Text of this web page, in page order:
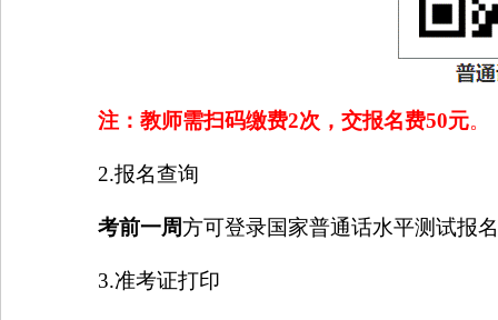
注：教师需扫码缴费2次，交报名费50元。
2.报名查询
考前一周方可登录国家普通话水平测试报
3.准考证打印